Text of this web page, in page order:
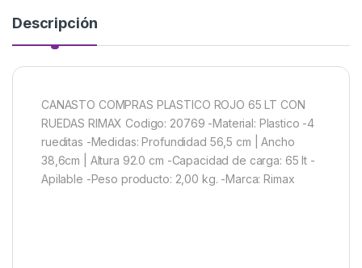
Descripción
CANASTO COMPRAS PLASTICO ROJO 65 LT CON
RUEDAS RIMAX Codigo: 20769 -Material: Plastico -4
rueditas -Medidas: Profundidad 56,5 cm | Ancho
38,6cm | Altura 92.0 cm -Capacidad de carga: 65 lt -
Apilable -Peso producto: 2,00 kg. -Marca: Rimax